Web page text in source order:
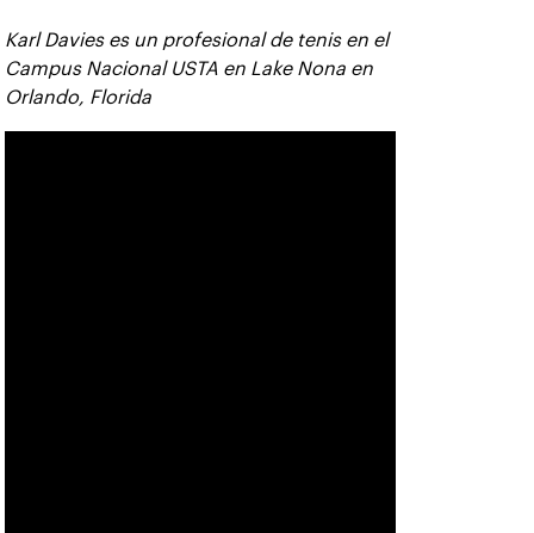
Karl Davies es un profesional de tenis en el
Campus Nacional USTA en Lake Nona en
Orlando, Florida